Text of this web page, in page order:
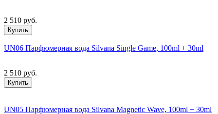
2 510 руб.
Купить
UN06 Парфюмерная вода Silvana Single Game, 100ml + 30ml
2 510 руб.
Купить
UN05 Парфюмерная вода Silvana Magnetic Wave, 100ml + 30ml